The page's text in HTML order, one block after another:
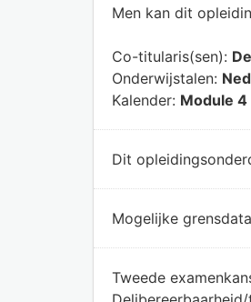
Men kan dit
Co-titularis(sen):
Onderwijstalen:
Kalender: Module 4
Dit
Mogelijke
Tweede